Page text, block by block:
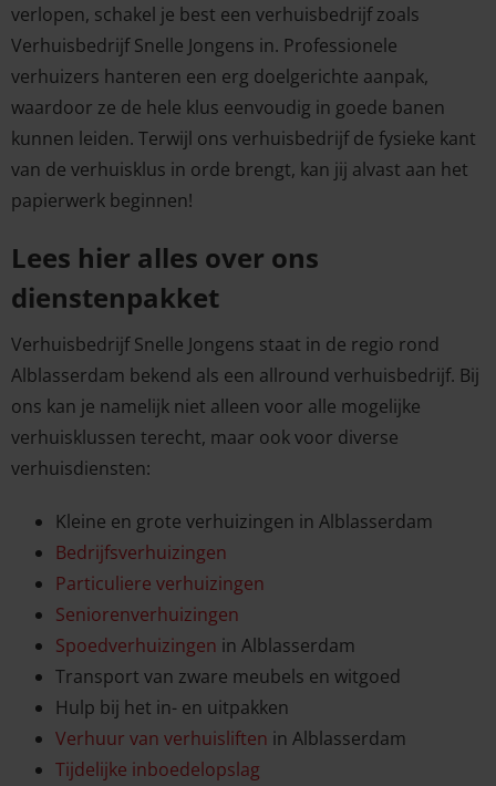
verlopen, schakel je best een verhuisbedrijf zoals
Verhuisbedrijf Snelle Jongens in. Professionele
verhuizers hanteren een erg doelgerichte aanpak,
waardoor ze de hele klus eenvoudig in goede banen
kunnen leiden. Terwijl ons verhuisbedrijf de fysieke kant
van de verhuisklus in orde brengt, kan jij alvast aan het
papierwerk beginnen!
Lees hier alles over ons
dienstenpakket
Verhuisbedrijf Snelle Jongens staat in de regio rond
Alblasserdam bekend als een allround verhuisbedrijf. Bij
ons kan je namelijk niet alleen voor alle mogelijke
verhuisklussen terecht, maar ook voor diverse
verhuisdiensten:
Kleine en grote verhuizingen in Alblasserdam
Bedrijfsverhuizingen
Particuliere verhuizingen
Seniorenverhuizingen
Spoedverhuizingen in Alblasserdam
Transport van zware meubels en witgoed
Hulp bij het in- en uitpakken
Verhuur van verhuisliften in Alblasserdam
Tijdelijke inboedelopslag